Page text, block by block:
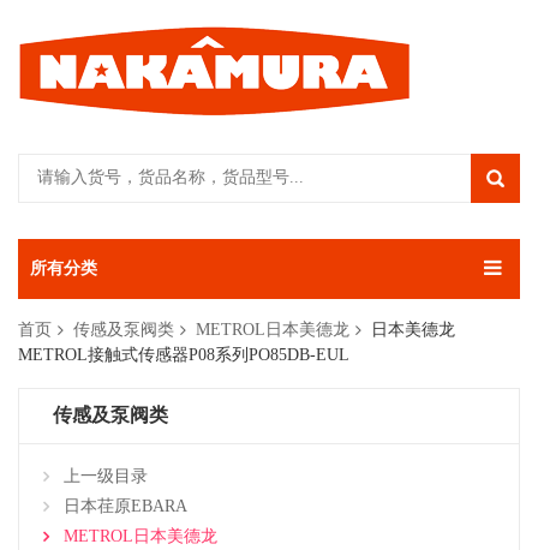
所有分类
首页 传感及泵阀类 METROL日本美德龙
日本美德龙
METROL接触式传感器P08系列PO85DB-EUL
传感及泵阀类
上一级目录
日本荏原EBARA
METROL日本美德龙